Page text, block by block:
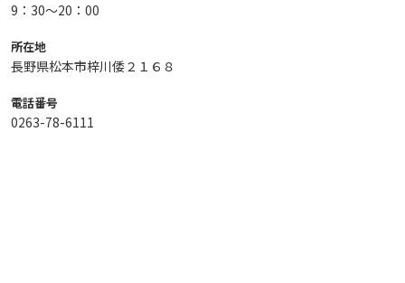
9：30～20：00
所在地
長野県松本市梓川倭２１６８
電話番号
0263-78-6111